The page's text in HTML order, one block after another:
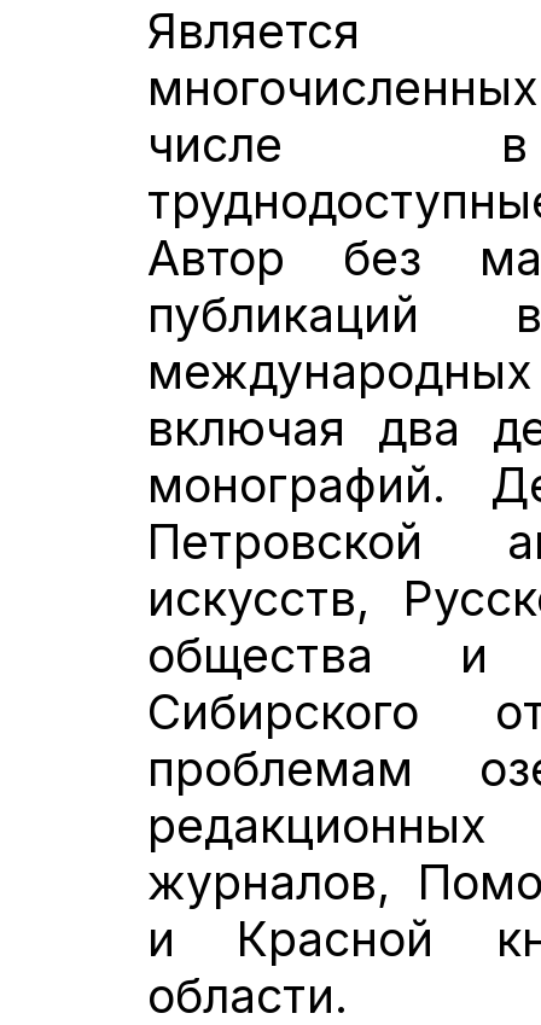
числе в
Автор без
включая два
монографий.
Петровской
искусств,
общества и
Сибирского
проблемам
журналов,
и Красной
области.